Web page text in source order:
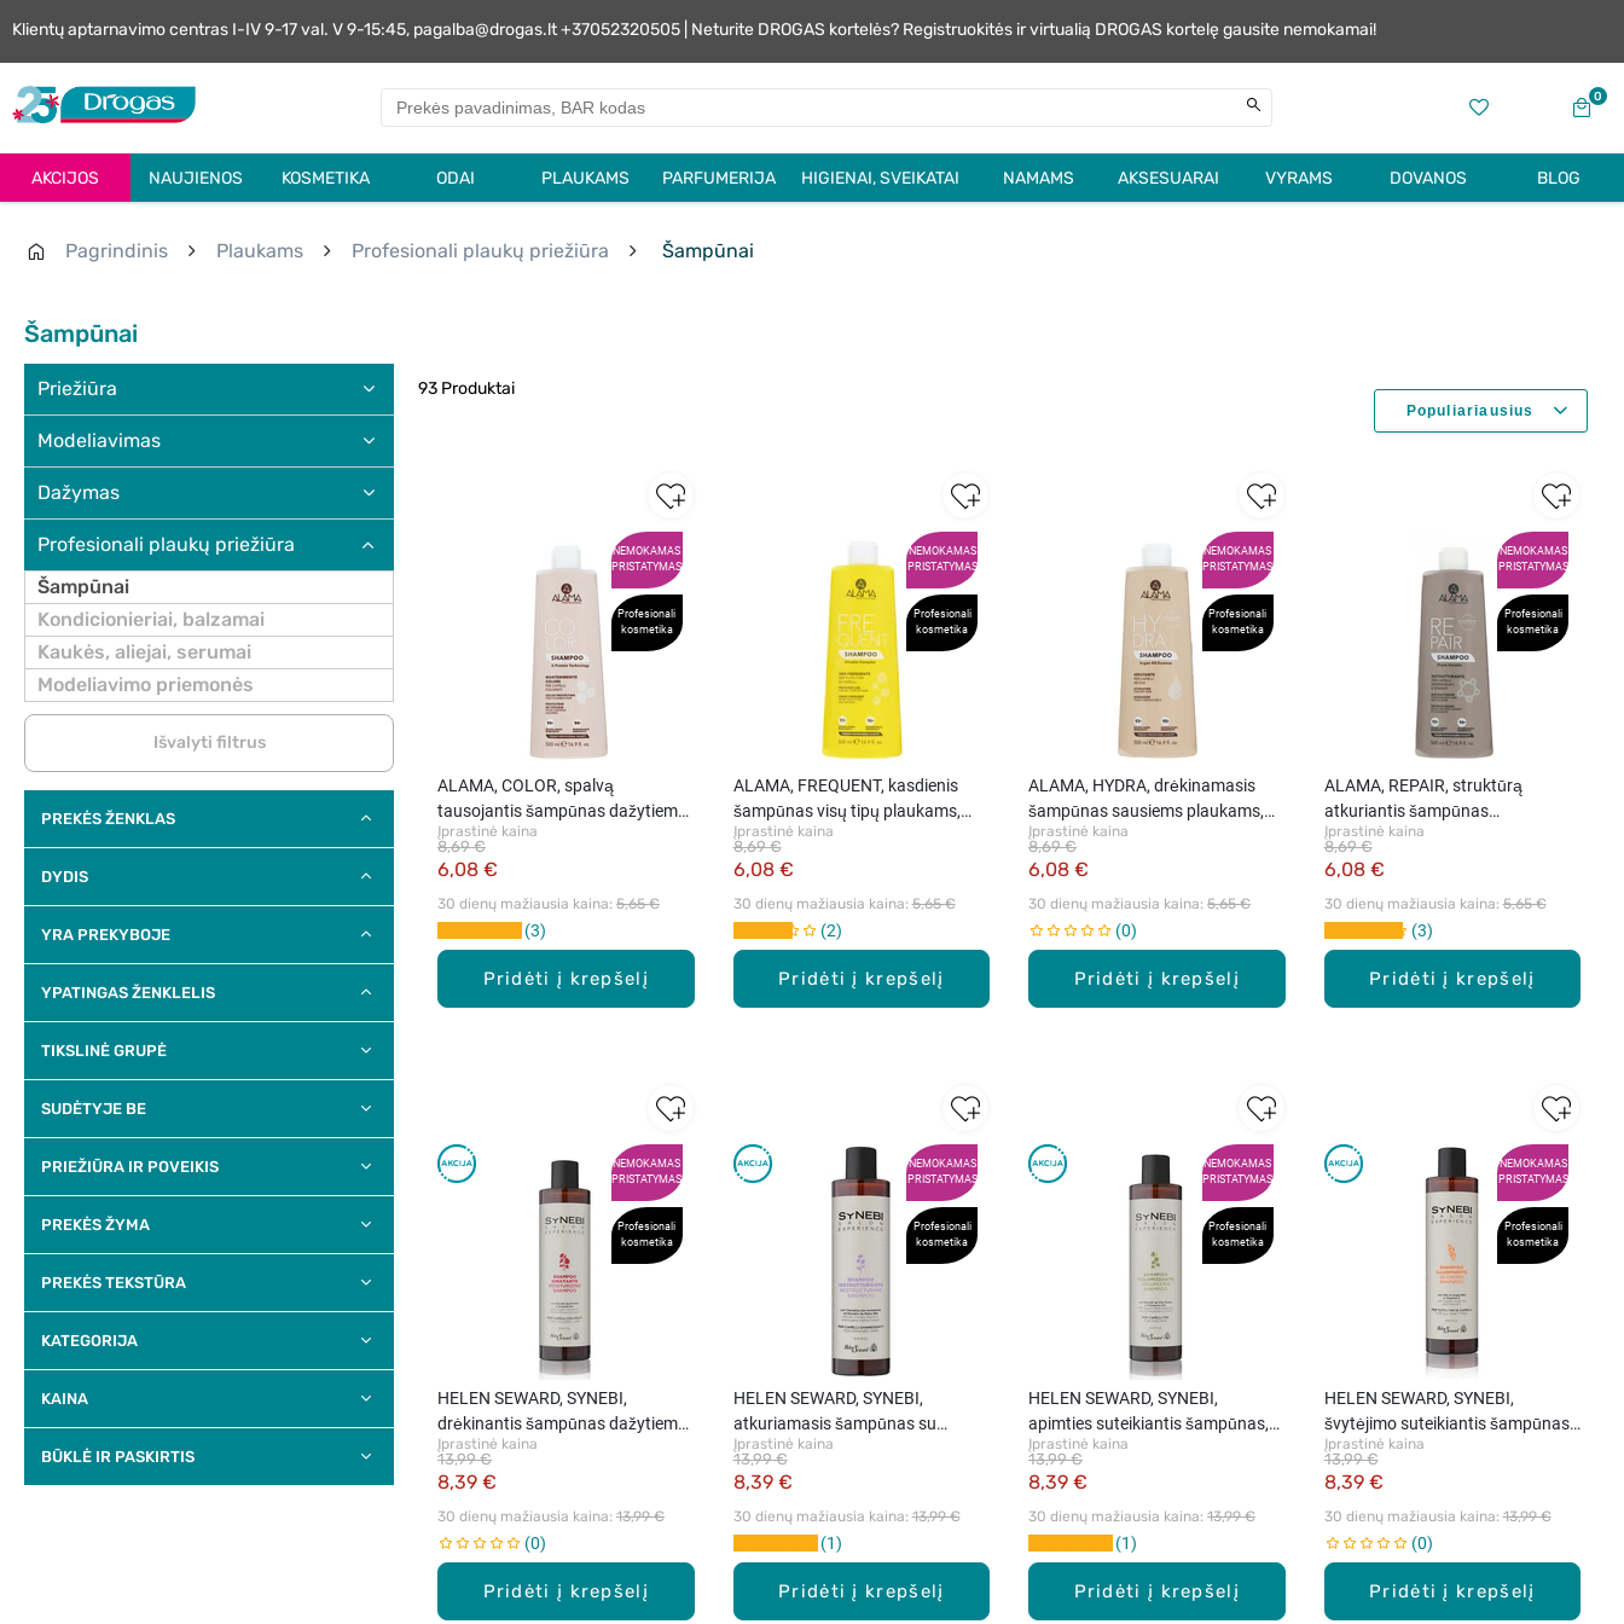
Klientų aptarnavimo centras I-IV 9-17 val. V 9-15:45, pagalba@drogas.lt +37052320505 | Neturite DROGAS kortelės? Registruokitės ir virtualią DROGAS kortelę gausite nemokamai!
0
AKCIJOS NAUJIENOS KOSMETIKA ODAI PLAUKAMS PARFUMERIJA HIGIENAI, SVEIKATAI NAMAMS AKSESUARAI VYRAMS DOVANOS BLOG
Pagrindinis Plaukams Profesionali plaukų priežiūra Šampūnai
Šampūnai
Priežiūra
Modeliavimas
Dažymas
Profesionali plaukų priežiūra
Šampūnai
Kondicionieriai, balzamai
Kaukės, aliejai, serumai
Modeliavimo priemonės
Išvalyti filtrus
PREKĖS ŽENKLAS
DYDIS
YRA PREKYBOJE
YPATINGAS ŽENKLELIS
TIKSLINĖ GRUPĖ
SUDĖTYJE BE
PRIEŽIŪRA IR POVEIKIS
PREKĖS ŽYMA
PREKĖS TEKSTŪRA
KATEGORIJA
KAINA
BŪKLĖ IR PASKIRTIS
93 Produktai
NEMOKAMAS
PRISTATYMAS
Profesionali
kosmetika
Pridėti į krepšelį
ALAMA, COLOR, spalvą
tausojantis šampūnas dažytiems
plaukams, 500 ml
Įprastinė kaina
6,08 €
8,69 €
30 dienų mažiausia kaina: 5,65 €
3
NEMOKAMAS
PRISTATYMAS
Profesionali
kosmetika
Pridėti į krepšelį
ALAMA, FREQUENT, kasdienis
šampūnas visų tipų plaukams,
500 ml
Įprastinė kaina
6,08 €
8,69 €
30 dienų mažiausia kaina: 5,65 €
2
NEMOKAMAS
PRISTATYMAS
Profesionali
kosmetika
Pridėti į krepšelį
ALAMA, HYDRA, drėkinamasis
šampūnas sausiems plaukams,
500 ml
Įprastinė kaina
6,08 €
8,69 €
30 dienų mažiausia kaina: 5,65 €
0
NEMOKAMAS
PRISTATYMAS
Profesionali
kosmetika
Pridėti į krepšelį
ALAMA, REPAIR, struktūrą
atkuriantis šampūnas
pažeistiems ir gležniems
plaukams, 500 ml
Įprastinė kaina
6,08 €
8,69 €
30 dienų mažiausia kaina: 5,65 €
3
NEMOKAMAS
PRISTATYMAS
Profesionali
kosmetika
Pridėti į krepšelį
HELEN SEWARD, SYNEBI,
drėkinantis šampūnas dažytiems
plaukams, 300 ml
Įprastinė kaina
8,39 €
13,99 €
30 dienų mažiausia kaina: 13,99 €
0
NEMOKAMAS
PRISTATYMAS
Profesionali
kosmetika
Pridėti į krepšelį
HELEN SEWARD, SYNEBI,
atkuriamasis šampūnas su
keratinu, 300 ml
Įprastinė kaina
8,39 €
13,99 €
30 dienų mažiausia kaina: 13,99 €
1
NEMOKAMAS
PRISTATYMAS
Profesionali
kosmetika
Pridėti į krepšelį
HELEN SEWARD, SYNEBI,
apimties suteikiantis šampūnas,
300 ml
Įprastinė kaina
8,39 €
13,99 €
30 dienų mažiausia kaina: 13,99 €
1
NEMOKAMAS
PRISTATYMAS
Profesionali
kosmetika
Pridėti į krepšelį
HELEN SEWARD, SYNEBI,
švytėjimo suteikiantis šampūnas
su arganų aliejumi, 300 ml
Įprastinė kaina
8,39 €
13,99 €
30 dienų mažiausia kaina: 13,99 €
0